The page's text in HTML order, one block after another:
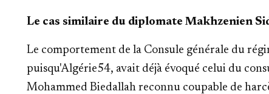
Le cas similaire du diplomate Makhzenien
Le comportement de la Consule générale du
puisqu'Algérie54, avait déjà évoqué celui du
Mohammed Biedallah reconnu coupable de